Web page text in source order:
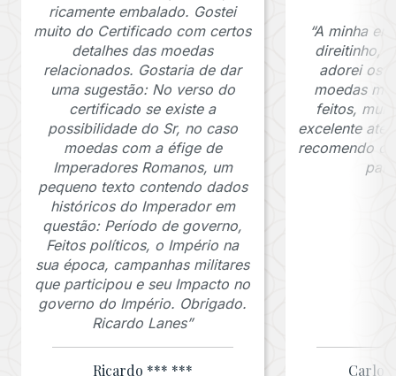
ricamente embalado. Gostei
muito do Certificado com certos
detalhes das moedas
relacionados. Gostaria de dar
uma sugestão: No verso do
certificado se existe a
possibilidade do Sr, no caso
moedas com a éfige de
Imperadores Romanos, um
pequeno texto contendo dados
históricos do Imperador em
questão: Período de governo,
Feitos políticos, o Império na
sua época, campanhas militares
que participou e seu Impacto no
governo do Império. Obrigado.
Ricardo Lanes”
Ricardo *** ***
“A minha
direitinho,
adorei os
moedas
feitos,
excelente
recomendo o